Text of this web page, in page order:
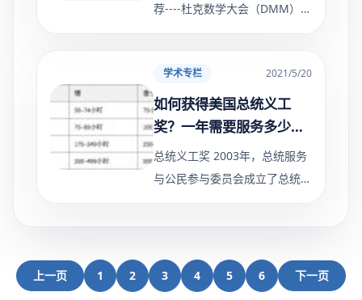
荐----杜克数学大会（DMM）是
每年在杜克大学为高中生举办的
大学数学联盟（DUMU）成员
组织，并由杜克大学数学系赞
助。 Duke Math
学术专栏 2021/5/20
如何获得美国总统义工
奖？一年需要服务多少个
小时？
总统义工奖 2003年，总统服务
与公民参与委员会成立了总统志
愿服务奖，以表彰志愿人员在美
国实力和民族认同方面的重要作
家各个角落的社区产生积极影
上一页 1 2 3 4 5 6 下一页